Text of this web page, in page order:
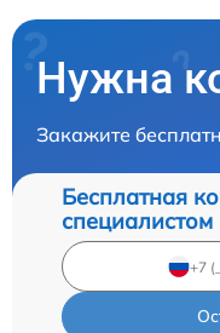
Нужна
Закажите
Бесплатная
специалистом